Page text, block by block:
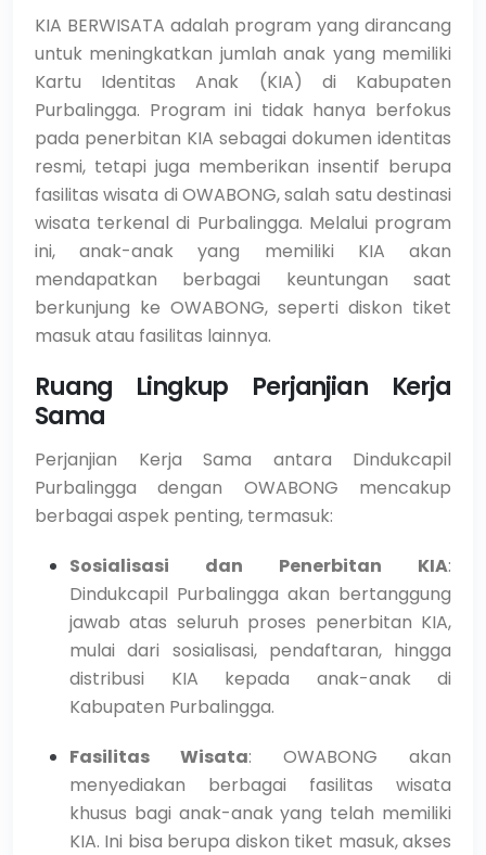
KIA BERWISATA adalah program yang dirancang
untuk meningkatkan jumlah anak yang memiliki
Kartu Identitas Anak (KIA) di Kabupaten
Purbalingga. Program ini tidak hanya berfokus
pada penerbitan KIA sebagai dokumen identitas
resmi, tetapi juga memberikan insentif berupa
fasilitas wisata di OWABONG, salah satu destinasi
wisata terkenal di Purbalingga. Melalui program
ini, anak-anak yang memiliki KIA akan
mendapatkan berbagai keuntungan saat
berkunjung ke OWABONG, seperti diskon tiket
masuk atau fasilitas lainnya.
Ruang Lingkup Perjanjian Kerja
Sama
Perjanjian Kerja Sama antara Dindukcapil
Purbalingga dengan OWABONG mencakup
berbagai aspek penting, termasuk:
Sosialisasi dan Penerbitan KIA:
Dindukcapil Purbalingga akan bertanggung
jawab atas seluruh proses penerbitan KIA,
mulai dari sosialisasi, pendaftaran, hingga
distribusi KIA kepada anak-anak di
Kabupaten Purbalingga.
Fasilitas Wisata: OWABONG akan
menyediakan berbagai fasilitas wisata
khusus bagi anak-anak yang telah memiliki
KIA. Ini bisa berupa diskon tiket masuk, akses